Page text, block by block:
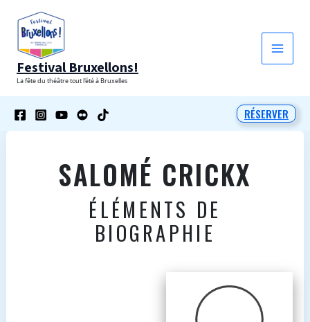
contenu
Festival Bruxellons!
La fête du théâtre tout l'été à Bruxelles
RÉSERVER
SALOMÉ CRICKX
ÉLÉMENTS DE
BIOGRAPHIE